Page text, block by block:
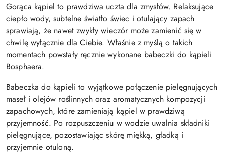
Gorąca kąpiel to prawdziwa uczta dla zmysłów. Relaksujące
ciepło wody, subtelne światło świec i otulający zapach
sprawiają, że nawet zwykły wieczór może zamienić się w
chwilę wyłącznie dla Ciebie. Właśnie z myślą o takich
momentach powstały ręcznie wykonane babeczki do kąpieli
Bosphaera.
Babeczka do kąpieli to wyjątkowe połączenie pielęgnujących
maseł i olejów roślinnych oraz aromatycznych kompozycji
zapachowych, które zamieniają kąpiel w prawdziwą
przyjemność. Po rozpuszczeniu w wodzie uwalnia składniki
pielęgnujące, pozostawiając skórę miękką, gładką i
przyjemnie otuloną.